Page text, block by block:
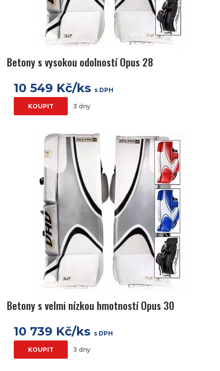
Betony s vysokou odolností Opus 28
10 549 Kč/ks s DPH
KOUPIT 3 dny
Betony s velmi nízkou hmotností Opus 30
10 739 Kč/ks s DPH
KOUPIT 3 dny